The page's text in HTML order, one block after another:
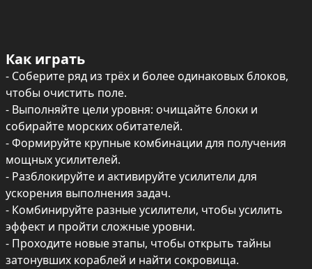
Как играть
- Соберите ряд из трёх и более одинаковых блоков,
чтобы очистить поле.
- Выполняйте цели уровня: очищайте блоки и
собирайте морских обитателей.
- Формируйте крупные комбинации для получения
мощных усилителей.
- Разблокируйте и активируйте усилители для
ускорения выполнения задач.
- Комбинируйте разные усилители, чтобы усилить
эффект и пройти сложные уровни.
- Проходите новые этапы, чтобы открыть тайны
затонувших кораблей и найти сокровища.